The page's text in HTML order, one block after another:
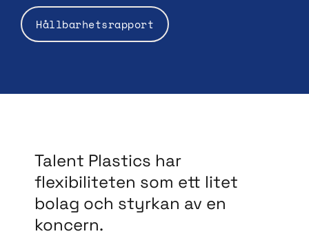
Hållbarhetsrapport
Talent Plastics har
flexibiliteten som ett litet
bolag och styrkan av en
koncern.